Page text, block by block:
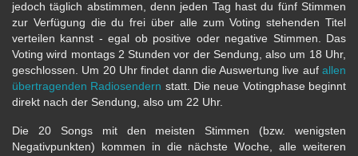
jedoch täglich abstimmen, denn jeden Tag hast du fünf Stimmen
zur Verfügung die du frei über alle zum Voting stehenden Titel
verteilen kannst - egal ob positive oder negative Stimmen. Das
Voting wird montags 2 Stunden vor der Sendung, also um 18 Uhr,
geschlossen. Um 20 Uhr findet dann die Auswertung live auf allen
übertragenden Radiosendern statt. Die neue Votingphase beginnt
direkt nach der Sendung, also um 22 Uhr.
Die 20 Songs mit den meisten Stimmen (bzw. wenigsten
Negativpunkten) kommen in die nächste Woche, alle weiteren